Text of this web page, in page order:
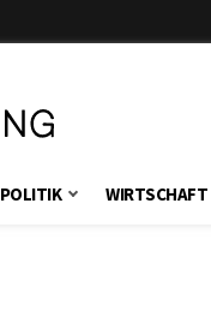
POLITIK WIRTSCHAFT